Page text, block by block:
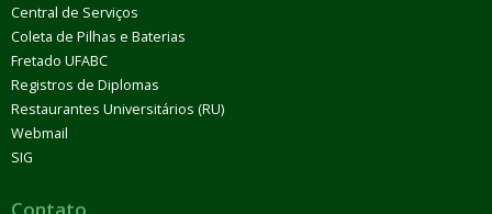
Central de Serviços
Coleta de Pilhas e Baterias
Fretado UFABC
Registros de Diplomas
Restaurantes Universitários (RU)
Webmail
SIG